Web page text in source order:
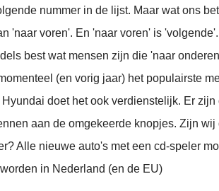
nummer in de lijst. Maar wat ons
'naar voren'. En 'naar voren' is
best wat mensen zijn die 'naar
(en vorig jaar) het populairste
doet het ook verdienstelijk. Er
aan de omgekeerde knopjes. Zijn wij
Alle nieuwe auto's met een cd-speler
in Nederland (en de EU)